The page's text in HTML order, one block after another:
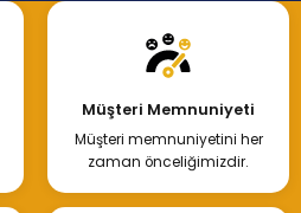
Müşteri Memnuniyeti
Müşteri memnuniyetini her
zaman önceliğimizdir.